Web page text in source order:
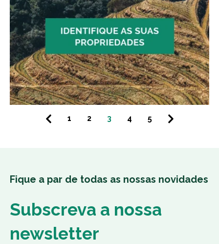
1 2 3 4 5
Fique a par de todas as nossas novidades
Subscreva a nossa
newsletter